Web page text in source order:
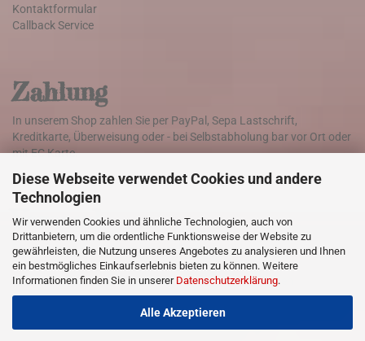
Diese Webseite verwendet Cookies und andere
Technologien
Wir verwenden Cookies und ähnliche Technologien, auch von
Drittanbietern, um die ordentliche Funktionsweise der Website zu
gewährleisten, die Nutzung unseres Angebotes zu analysieren und Ihnen
ein bestmögliches Einkaufserlebnis bieten zu können. Weitere
Informationen finden Sie in unserer Datenschutzerklärung.
Alle Akzeptieren
Kontaktformular
Callback Service
Zahlung
In unserem Shop zahlen Sie per PayPal, Sepa Lastschrift,
Kreditkarte, Überweisung oder - bei Selbstabholung bar vor Ort oder
mit EC Karte.
Versand
Die Lieferung der Ware erfolgt weltweit mit DHL
Klicken Sie hier für Informationen zu den Versandkosten